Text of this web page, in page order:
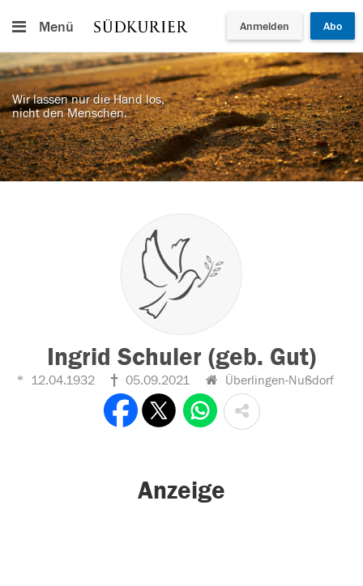
Menü Anmelden Abo
Wir lassen nur die Hand los,
nicht den Menschen.
Ingrid Schuler (geb. Gut)
12.04.1932 05.09.2021 Überlingen-Nußdorf
Anzeige